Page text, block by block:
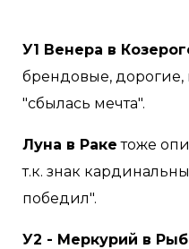
У1 Венера в
брендовые, дорогие,
"сбылась мечта".
Луна в Раке тоже
т.к. знак
победил".
У2 - Меркурий в